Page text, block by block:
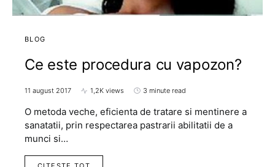
BLOG
Ce este procedura cu vapozon?
11 august 2017 1,2K views 3 minute read
O metoda veche, eficienta de tratare si mentinere a
sanatatii, prin respectarea pastrarii abilitatii de a
munci si…